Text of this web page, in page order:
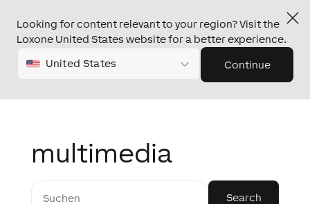
Looking for content relevant to your region? Visit the
Loxone United States website for a better experience.
United States Continue
multimedia